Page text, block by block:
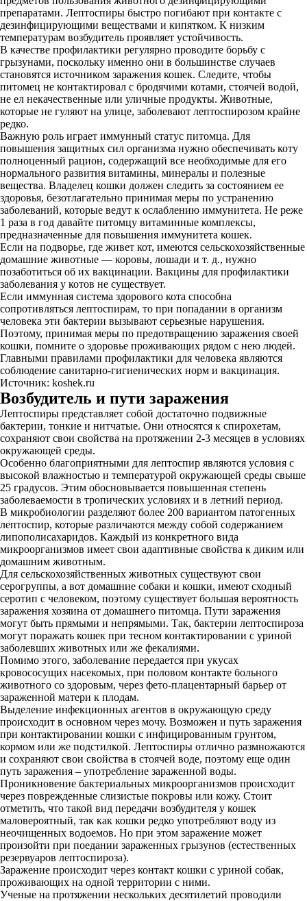
препаратами. Лептоспиры быстро погибают при контакте с
дезинфицирующими веществами и кипятком. К низким
температурам возбудитель проявляет устойчивость.
В качестве профилактики регулярно проводите борьбу с
грызунами, поскольку именно они в большинстве случаев
становятся источником заражения кошек. Следите, чтобы
питомец не контактировал с бродячими котами, стоячей водой,
не ел некачественные или уличные продукты. Животные,
которые не гуляют на улице, заболевают лептоспирозом крайне
редко.
Важную роль играет иммунный статус питомца. Для
повышения защитных сил организма нужно обеспечивать коту
полноценный рацион, содержащий все необходимые для его
нормального развития витамины, минералы и полезные
вещества. Владелец кошки должен следить за состоянием ее
здоровья, безотлагательно принимая меры по устранению
заболеваний, которые ведут к ослаблению иммунитета. Не реже
1 раза в год давайте питомцу витаминные комплексы,
предназначенные для повышения иммунитета кошек.
Если на подворье, где живет кот, имеются сельскохозяйственные
домашние животные — коровы, лошади и т. д., нужно
позаботиться об их вакцинации. Вакцины для профилактики
заболевания у котов не существует.
Если иммунная система здорового кота способна
сопротивляться лептоспирам, то при попадании в организм
человека эти бактерии вызывают серьезные нарушения.
Поэтому, принимая меры по предотвращению заражения своей
кошки, помните о здоровье проживающих рядом с нею людей.
Главными правилами профилактики для человека являются
соблюдение санитарно-гигиенических норм и вакцинация.
Источник: koshek.ru
Возбудитель и пути заражения
Лептоспиры представляет собой достаточно подвижные
бактерии, тонкие и нитчатые. Они относятся к спирохетам,
сохраняют свои свойства на протяжении 2-3 месяцев в условиях
окружающей среды.
Особенно благоприятными для лептоспир являются условия с
высокой влажностью и температурой окружающей среды свыше
25 градусов. Этим обосновывается повышенная степень
заболеваемости в тропических условиях и в летний период.
В микробиологии разделяют более 200 вариантом патогенных
лептоспир, которые различаются между собой содержанием
липополисахаридов. Каждый из конкретного вида
микроорганизмов имеет свои адаптивные свойства к диким или
домашним животным.
Для сельскохозяйственных животных существуют свои
серогруппы, а вот домашние собаки и кошки, имеют сходный
серотип с человеком, поэтому существует большая вероятность
заражения хозяина от домашнего питомца. Пути заражения
могут быть прямыми и непрямыми. Так, бактерии лептоспироза
могут поражать кошек при тесном контактировании с уриной
заболевших животных или же фекалиями.
Помимо этого, заболевание передается при укусах
кровососущих насекомых, при половом контакте больного
животного со здоровым, через фето-плацентарный барьер от
зараженной матери к плодам.
Выделение инфекционных агентов в окружающую среду
происходит в основном через мочу. Возможен и путь заражения
при контактировании кошки с инфицированным грунтом,
кормом или же подстилкой. Лептоспиры отлично размножаются
и сохраняют свои свойства в стоячей воде, поэтому еще один
путь заражения – употребление зараженной воды.
Проникновение бактериальных микроорганизмов происходит
через поврежденные слизистые покровы или кожу. Стоит
отметить, что такой вид передачи возбудителя у кошек
маловероятный, так как кошки редко употребляют воду из
неочищенных водоемов. Но при этом заражение может
произойти при поедании зараженных грызунов (естественных
резервуаров лептоспироза).
Заражение происходит через контакт кошки с уриной собак,
проживающих на одной территории с ними.
Ученые на протяжении нескольких десятилетий проводили